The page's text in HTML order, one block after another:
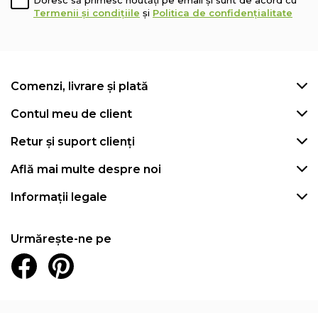
Termenii și condițiile și Politica de confidențialitate
Comenzi, livrare și plată
Contul meu de client
Retur și suport clienți
Află mai multe despre noi
Informații legale
Urmărește-ne pe